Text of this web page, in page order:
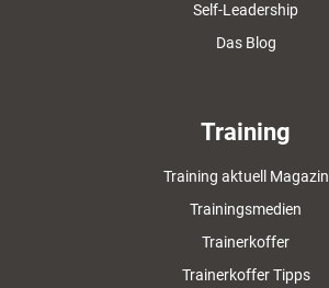
Self-Leadership
Das Blog
Training
Training aktuell Magazin
Trainingsmedien
Trainerkoffer
Trainerkoffer Tipps